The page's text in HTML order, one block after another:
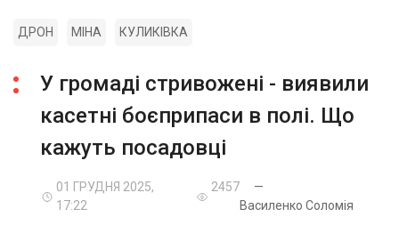
ДРОН МІНА КУЛИКІВКА
У громаді стривожені - виявили
касетні боєприпаси в полі. Що
кажуть посадовці
01 ГРУДНЯ 2025,
17:22
2457
—
Василенко Соломія